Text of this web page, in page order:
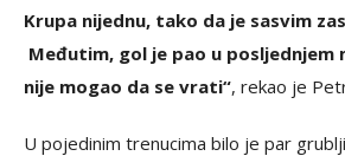
Krupa nijednu, tako da je sasvim
Međutim, gol je pao u
nije mogao da se vrati“, rekao je
U pojedinim trenucima bilo je par